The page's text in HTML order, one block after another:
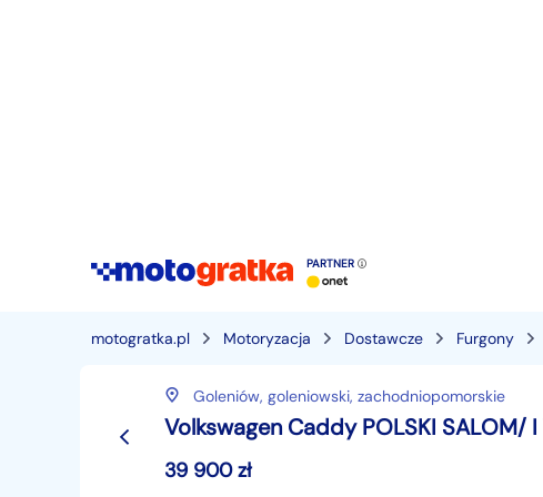
PARTNER
motogratka.pl Motoryzacja Dostawcze Furgony
Goleniów, goleniowski, zachodniopomorskie
Volkswagen Caddy POLSKI SALOM/
39 900zł